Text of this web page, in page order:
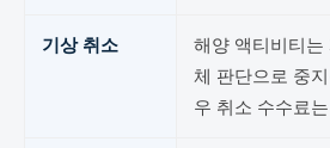
기상 취소
해양 액티비티는
체 판단으로 중
우 취소 수수료